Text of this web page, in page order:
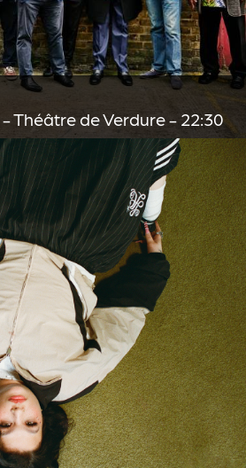
- Théâtre de Verdure - 22:30